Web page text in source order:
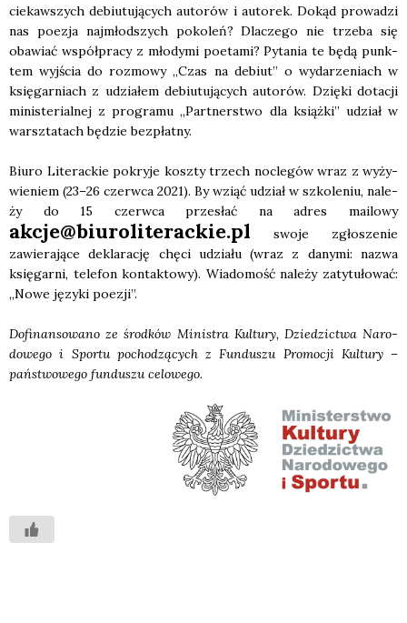
cie­kaw­szych debiu­tu­ją­cych auto­rów i auto­rek. Dokąd pro­wa­dzi
nas poezja naj­młod­szych poko­leń? Dla­cze­go nie trze­ba się
oba­wiać współ­pra­cy z mło­dy­mi poeta­mi? Pyta­nia te będą punk­
tem wyj­ścia do roz­mo­wy „Czas na debiut” o wyda­rze­niach w
księ­gar­niach z udzia­łem debiu­tu­ją­cych auto­rów. Dzię­ki dota­cji
mini­ste­rial­nej z pro­gra­mu „Part­ner­stwo dla książ­ki” udział w
warsz­ta­tach będzie bez­płat­ny.
Biu­ro Lite­rac­kie pokry­je kosz­ty trzech noc­le­gów wraz z wyży­
wie­niem (23–26 czerw­ca 2021). By wziąć udział w szko­le­niu, nale­
ży do 15 czerw­ca prze­słać na adres mailo­wy
akcje@biuroliterackie.pl swo­je zgło­sze­nie
zawie­ra­ją­ce dekla­ra­cję chę­ci udzia­łu (wraz z dany­mi: nazwa
księ­gar­ni, tele­fon kon­tak­to­wy). Wia­do­mość nale­ży zaty­tu­ło­wać:
„Nowe języ­ki poezji”.
Dofi­nan­so­wa­no ze środ­ków Mini­stra Kul­tu­ry, Dzie­dzic­twa Naro­
do­we­go i Spor­tu pocho­dzą­cych z Fun­du­szu Pro­mo­cji Kul­tu­ry –
pań­stwo­we­go fun­du­szu celo­we­go.